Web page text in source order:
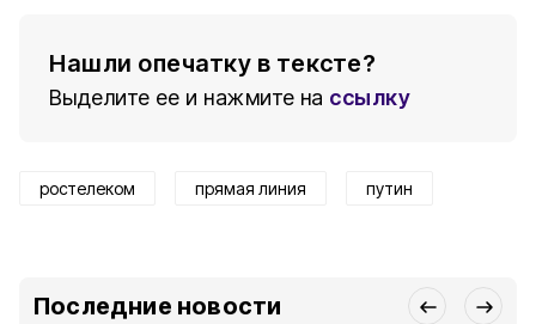
Нашли опечатку в тексте?
Выделите ее и нажмите на ссылку
ростелеком прямая линия путин
Последние новости